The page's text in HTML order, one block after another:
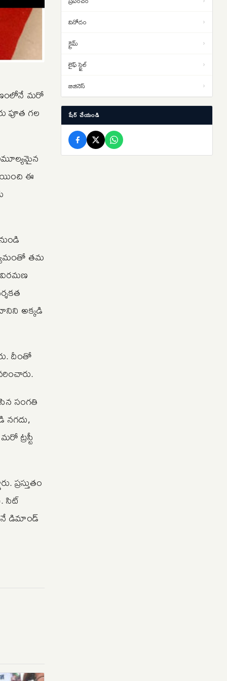
మరో
పూత గల
ఈ
తమ
విరమణ
అక్కడి
దీంతో
సంగతి
నగదు,
ట్రస్టీ
సిట్
డిమాండ్
‘సుప్రీం’ నో
12:45తెహెల్కా పత్రిక మాజీ సంపాదకుడికి
10ఏళ్ల కఠిన కారాగార శిక్ష… బాంబే
హైకోర్టు తీర్పు
వినోదం ›
క్రైమ్ ›
లైఫ్ స్టైల్ ›
బిజినెస్ ›
షేర్ చేయండి